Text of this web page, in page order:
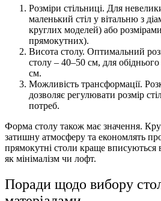
Розміри стільниці. Для
маленький стіл у вітальню з
круглих моделей) або
прямокутних).
Висота столу. Оптимальний
столу – 40–50 см, для
см.
Можливість трансформації.
дозволяє регулювати розмір
потреб.
Форма столу також має значення.
затишну атмосферу та економлять
прямокутні столи краще вписуються в
як мінімалізм чи лофт.
Поради щодо вибору